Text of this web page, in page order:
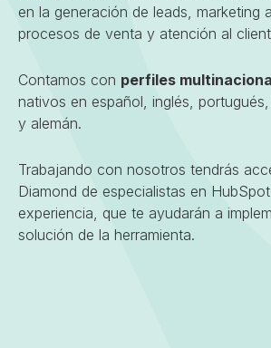
en la generación de leads, marketing
procesos de venta y atención al
Contamos con perfiles
nativos en español, inglés,
y alemán.
Trabajando con nosotros tendrás
Diamond de especialistas en
experiencia, que te ayudarán a
solución de la herramienta.